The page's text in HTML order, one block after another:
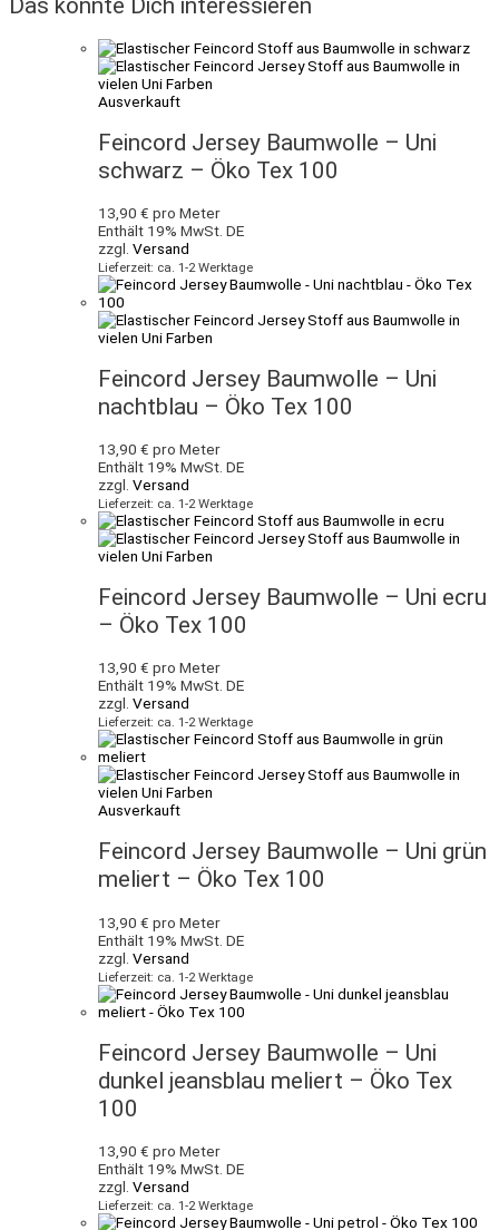
Das könnte Dich interessieren
Ausverkauft
Feincord Jersey Baumwolle – Uni
schwarz – Öko Tex 100
13,90 € pro Meter
Enthält 19% MwSt. DE
zzgl. Versand
Lieferzeit: ca. 1-2 Werktage
Feincord Jersey Baumwolle – Uni
nachtblau – Öko Tex 100
13,90 € pro Meter
Enthält 19% MwSt. DE
zzgl. Versand
Lieferzeit: ca. 1-2 Werktage
Feincord Jersey Baumwolle – Uni ecru
– Öko Tex 100
13,90 € pro Meter
Enthält 19% MwSt. DE
zzgl. Versand
Lieferzeit: ca. 1-2 Werktage
Ausverkauft
Feincord Jersey Baumwolle – Uni grün
meliert – Öko Tex 100
13,90 € pro Meter
Enthält 19% MwSt. DE
zzgl. Versand
Lieferzeit: ca. 1-2 Werktage
Feincord Jersey Baumwolle – Uni
dunkel jeansblau meliert – Öko Tex
100
13,90 € pro Meter
Enthält 19% MwSt. DE
zzgl. Versand
Lieferzeit: ca. 1-2 Werktage